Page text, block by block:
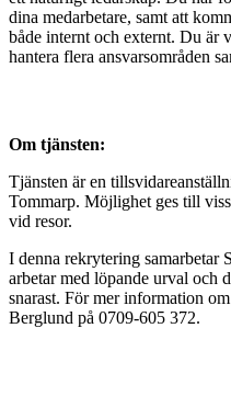
dina medarbetare, samt att
både internt och externt. Du är
hantera flera ansvarsområden
Om tjänsten:
Tjänsten är en
Tommarp. Möjlighet ges till
vid resor.
I denna rekrytering samarbetar
arbetar med löpande urval och
snarast. För mer information
Berglund på 0709-605 372.